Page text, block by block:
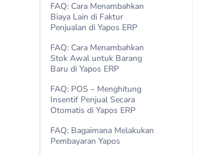
FAQ: Cara Menambahkan
Biaya Lain di Faktur
Penjualan di Yapos ERP
FAQ: Cara Menambahkan
Stok Awal untuk Barang
Baru di Yapos ERP
FAQ: POS – Menghitung
Insentif Penjual Secara
Otomatis di Yapos ERP
FAQ: Bagaimana Melakukan
Pembayaran Yapos